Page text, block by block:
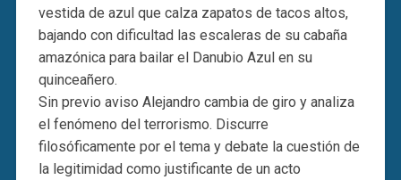
vestida de azul que calza zapatos de tacos altos,
bajando con dificultad las escaleras de su cabaña
amazónica para bailar el Danubio Azul en su
quinceañero.
Sin previo aviso Alejandro cambia de giro y analiza
el fenómeno del terrorismo. Discurre
filosóficamente por el tema y debate la cuestión de
la legitimidad como justificante de un acto